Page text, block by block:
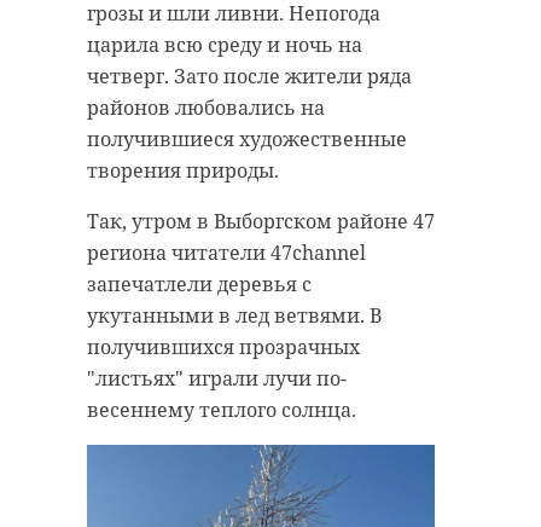
грозы и шли ливни. Непогода
царила всю среду и ночь на
четверг. Зато после жители ряда
районов любовались на
получившиеся художественные
творения природы.
Так, утром в Выборгском районе 47
региона читатели 47channel
запечатлели деревья с
укутанными в лед ветвями. В
получившихся прозрачных
"листьях" играли лучи по-
весеннему теплого солнца.